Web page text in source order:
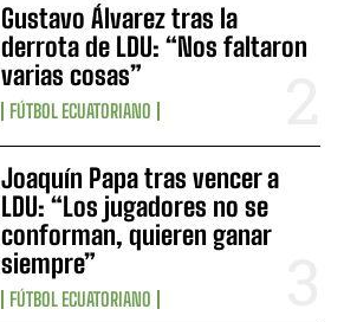
Gustavo Álvarez tras la
derrota de LDU: “Nos faltaron
varias cosas”
FÚTBOL ECUATORIANO
Joaquín Papa tras vencer a
LDU: “Los jugadores no se
conforman, quieren ganar
siempre”
FÚTBOL ECUATORIANO